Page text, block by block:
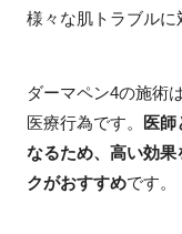
様々な肌トラブルに
ダーマペン4の施術
医療行為です。
医師
なるため、高い効
クがおすすめです。